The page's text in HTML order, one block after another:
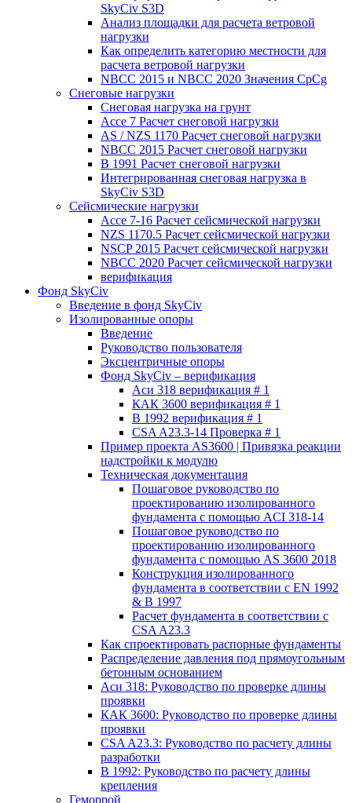
SkyCiv S3D
Анализ площадки для расчета ветровой
нагрузки
Как определить категорию местности для
расчета ветровой нагрузки
NBCC 2015 и NBCC 2020 Значения CpCg
Снеговые нагрузки
Снеговая нагрузка на грунт
Ассе 7 Расчет снеговой нагрузки
AS / NZS 1170 Расчет снеговой нагрузки
NBCC 2015 Расчет снеговой нагрузки
В 1991 Расчет снеговой нагрузки
Интегрированная снеговая нагрузка в
SkyCiv S3D
Сейсмические нагрузки
Ассе 7-16 Расчет сейсмической нагрузки
NZS 1170.5 Расчет сейсмической нагрузки
NSCP 2015 Расчет сейсмической нагрузки
NBCC 2020 Расчет сейсмической нагрузки
верификация
Фонд SkyCiv
Введение в фонд SkyCiv
Изолированные опоры
Введение
Руководство пользователя
Эксцентричные опоры
Фонд SkyCiv – верификация
Аси 318 верификация # 1
КАК 3600 верификация # 1
В 1992 верификация # 1
CSA A23.3-14 Проверка # 1
Пример проекта AS3600 | Привязка реакции
надстройки к модулю
Техническая документация
Пошаговое руководство по
проектированию изолированного
фундамента с помощью ACI 318-14
Пошаговое руководство по
проектированию изолированного
фундамента с помощью AS 3600 2018
Конструкция изолированного
фундамента в соответствии с EN 1992
& В 1997
Расчет фундамента в соответствии с
CSA A23.3
Как спроектировать распорные фундаменты
Распределение давления под прямоугольным
бетонным основанием
Аси 318: Руководство по проверке длины
проявки
КАК 3600: Руководство по проверке длины
проявки
CSA A23.3: Руководство по расчету длины
разработки
В 1992: Руководство по расчету длины
крепления
Геморрой